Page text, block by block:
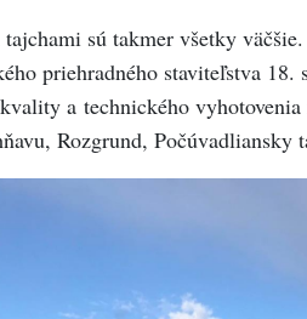
sú takmer všetky
priehradného staviteľstva
a technického
Rozgrund, Počúvadliansky